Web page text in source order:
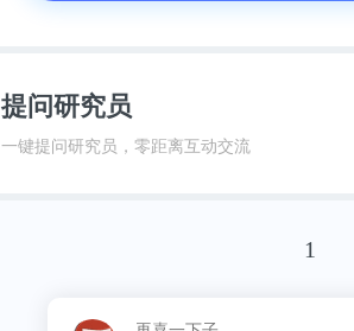
提问研究员
一键提问研究员，零距离互动交流
1